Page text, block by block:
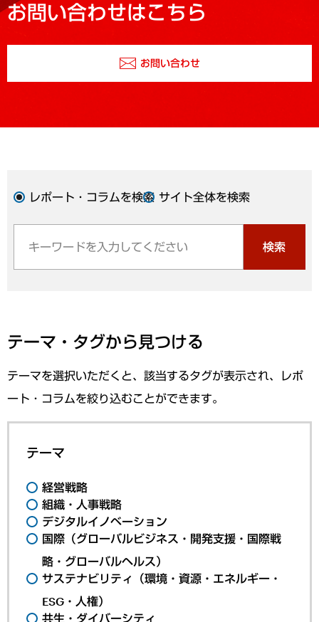
お問い合わせはこちら
お問い合わせ
レポート・コラムを検索 サイト全体を検索
検索
テーマ・タグから見つける
テーマを選択いただくと、該当するタグが表示され、レポ
ート・コラムを絞り込むことができます。
テーマ
経営戦略
組織・人事戦略
デジタルイノベーション
国際（グローバルビジネス・開発支援・国際戦
略・グローバルヘルス）
サステナビリティ（環境・資源・エネルギー・
ESG・人権）
共生・ダイバーシティ